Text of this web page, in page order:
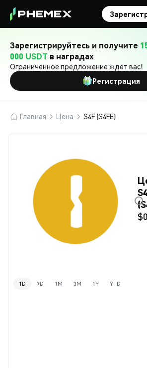
Зарегистрируйтесь и получите
000 USDT в наградах
Ограниченное предложение ждёт вас!
Регистрация
Главная Цена S4F (S4FE)
1D 7D 1M 3M 1Y YTD